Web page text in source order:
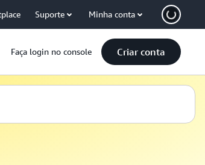
Suporte Minha conta
Faça login no console Criar conta